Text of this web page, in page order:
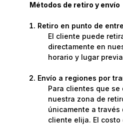
Métodos de retiro y envío
Retiro en punto de
El cliente puede
directamente en
horario y lugar
Envío a regiones por
Para clientes que
nuestra zona de
únicamente a
cliente elija. El